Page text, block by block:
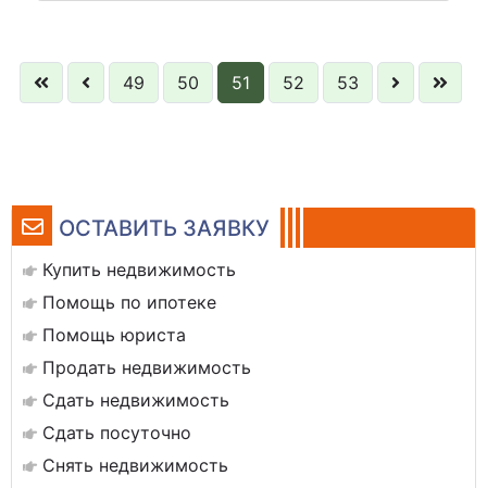
ОСТАВИТЬ ЗАЯВКУ
Купить недвижимость
Помощь по ипотеке
Помощь юриста
Продать недвижимость
Сдать недвижимость
Сдать посуточно
Снять недвижимость
49 50 51 52 53